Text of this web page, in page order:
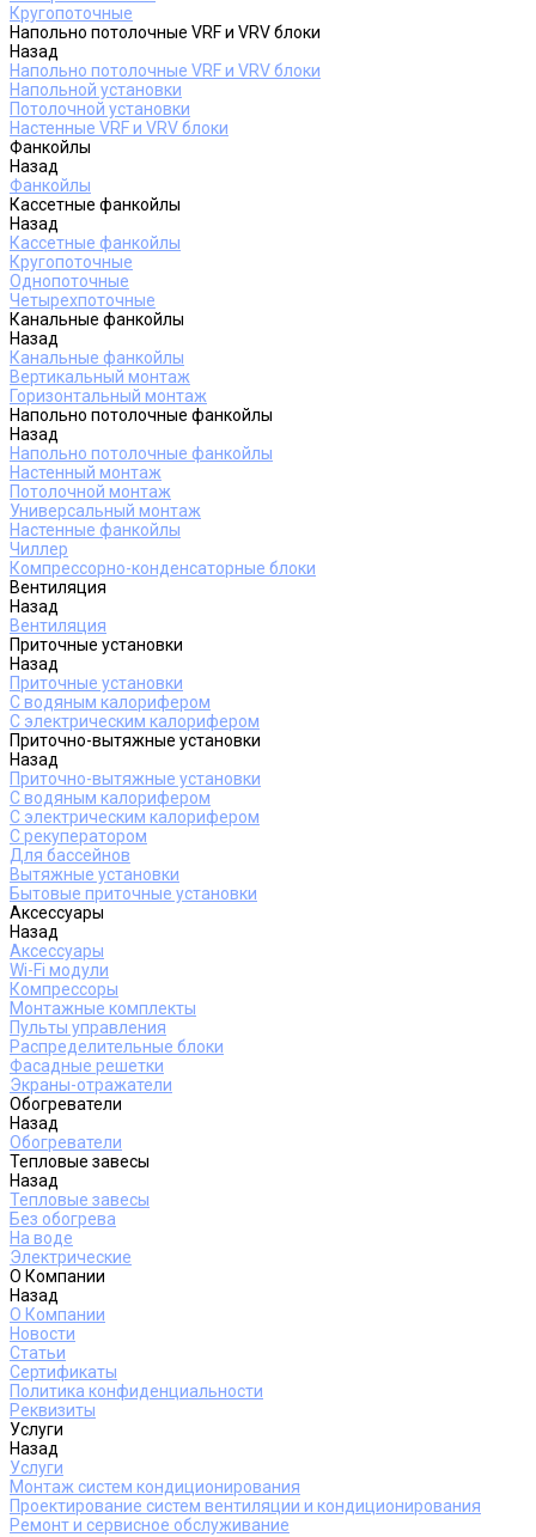
Кругопоточные
Напольно потолочные VRF и VRV блоки
Назад
Напольно потолочные VRF и VRV блоки
Напольной установки
Потолочной установки
Настенные VRF и VRV блоки
Фанкойлы
Назад
Фанкойлы
Кассетные фанкойлы
Назад
Кассетные фанкойлы
Кругопоточные
Однопоточные
Четырехпоточные
Канальные фанкойлы
Назад
Канальные фанкойлы
Вертикальный монтаж
Горизонтальный монтаж
Напольно потолочные фанкойлы
Назад
Напольно потолочные фанкойлы
Настенный монтаж
Потолочной монтаж
Универсальный монтаж
Настенные фанкойлы
Чиллер
Компрессорно-конденсаторные блоки
Вентиляция
Назад
Вентиляция
Приточные установки
Назад
Приточные установки
С водяным калорифером
С электрическим калорифером
Приточно-вытяжные установки
Назад
Приточно-вытяжные установки
С водяным калорифером
С электрическим калорифером
С рекуператором
Для бассейнов
Вытяжные установки
Бытовые приточные установки
Аксессуары
Назад
Аксессуары
Wi-Fi модули
Компрессоры
Монтажные комплекты
Пульты управления
Распределительные блоки
Фасадные решетки
Экраны-отражатели
Обогреватели
Назад
Обогреватели
Тепловые завесы
Назад
Тепловые завесы
Без обогрева
На воде
Электрические
О Компании
Назад
О Компании
Новости
Статьи
Сертификаты
Политика конфиденциальности
Реквизиты
Услуги
Назад
Услуги
Монтаж систем кондиционирования
Проектирование систем вентиляции и кондиционирования
Ремонт и сервисное обслуживание